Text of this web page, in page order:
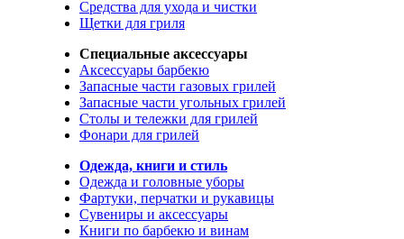
Средства для ухода и чистки
Щетки для гриля
Специальные аксессуары
Аксессуары барбекю
Запасные части газовых грилей
Запасные части угольных грилей
Столы и тележки для грилей
Фонари для грилей
Одежда, книги и стиль
Одежда и головные уборы
Фартуки, перчатки и рукавицы
Сувениры и аксессуары
Книги по барбекю и винам